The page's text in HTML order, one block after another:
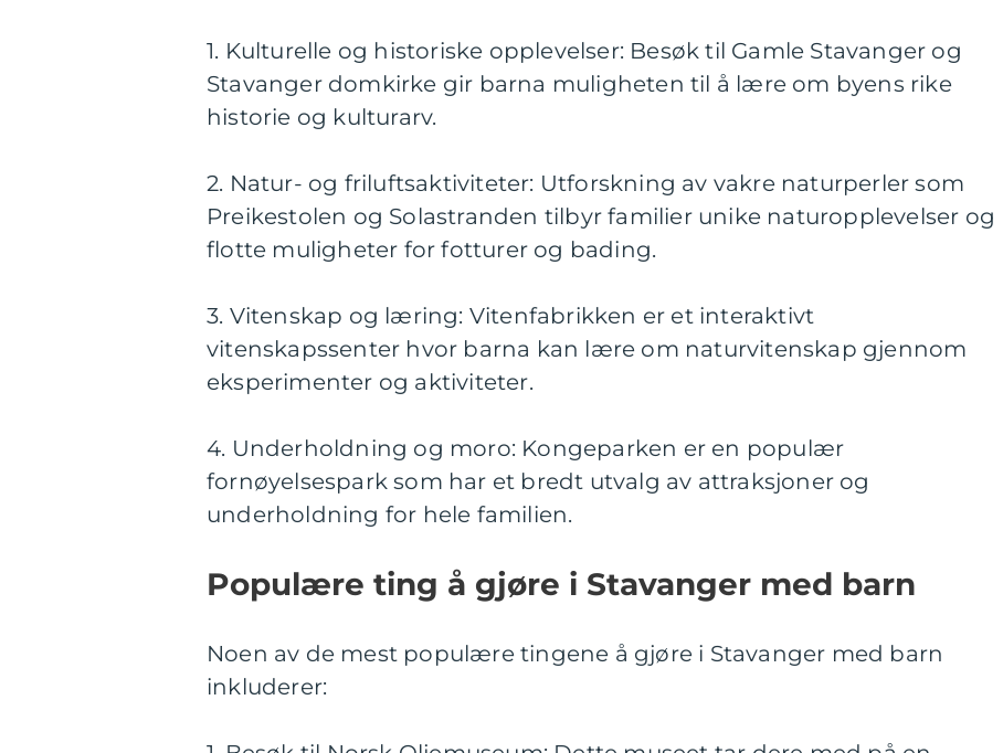
1. Kulturelle og historiske opplevelser: Besøk til Gamle Stavanger og
Stavanger domkirke gir barna muligheten til å lære om byens rike
historie og kulturarv.
2. Natur- og friluftsaktiviteter: Utforskning av vakre naturperler som
Preikestolen og Solastranden tilbyr familier unike naturopplevelser og
flotte muligheter for fotturer og bading.
3. Vitenskap og læring: Vitenfabrikken er et interaktivt
vitenskapssenter hvor barna kan lære om naturvitenskap gjennom
eksperimenter og aktiviteter.
4. Underholdning og moro: Kongeparken er en populær
fornøyelsespark som har et bredt utvalg av attraksjoner og
underholdning for hele familien.
Populære ting å gjøre i Stavanger med barn
Noen av de mest populære tingene å gjøre i Stavanger med barn
inkluderer: